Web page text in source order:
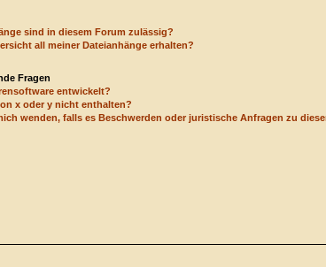
sind in diesem Forum zulässig?
all meiner Dateianhänge erhalten?
Fragen
entwickelt?
x oder y nicht enthalten?
wenden, falls es Beschwerden oder juristische Anfragen zu